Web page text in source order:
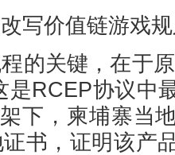
价值链游戏
关键，在于原
RCEP协议中
下，柬埔寨当
书，证明该产